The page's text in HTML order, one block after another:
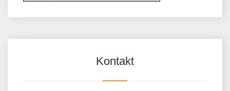
Kontakt